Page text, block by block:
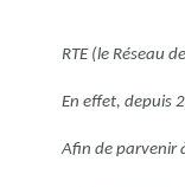
RTE (le Réseau
En effet, depuis
Afin de parvenir